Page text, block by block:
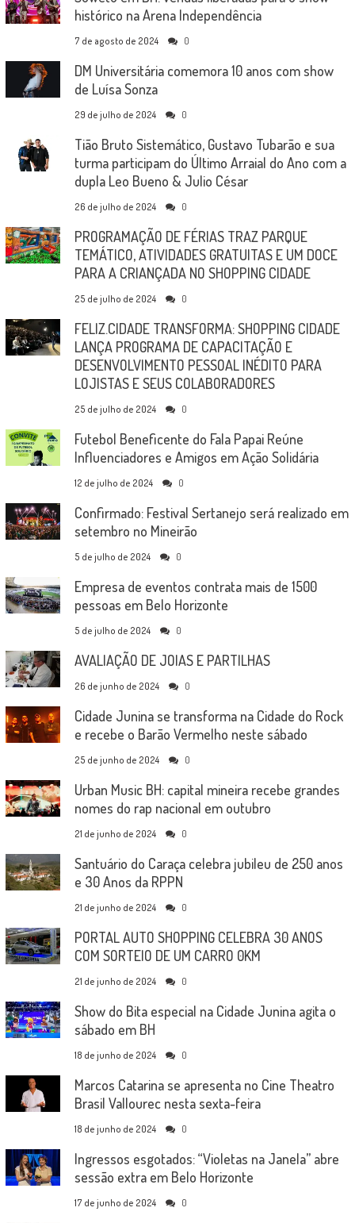
histórico na Arena Independência
7 de agosto de 2024 0
DM Universitária comemora 10 anos com show
de Luísa Sonza
29 de julho de 2024 0
Tião Bruto Sistemático, Gustavo Tubarão e sua
turma participam do Último Arraial do Ano com a
dupla Leo Bueno & Julio César
26 de julho de 2024 0
PROGRAMAÇÃO DE FÉRIAS TRAZ PARQUE
TEMÁTICO, ATIVIDADES GRATUITAS E UM DOCE
PARA A CRIANÇADA NO SHOPPING CIDADE
25 de julho de 2024 0
FELIZ.CIDADE TRANSFORMA: SHOPPING CIDADE
LANÇA PROGRAMA DE CAPACITAÇÃO E
DESENVOLVIMENTO PESSOAL INÉDITO PARA
LOJISTAS E SEUS COLABORADORES
25 de julho de 2024 0
Futebol Beneficente do Fala Papai Reúne
Influenciadores e Amigos em Ação Solidária
12 de julho de 2024 0
Confirmado: Festival Sertanejo será realizado em
setembro no Mineirão
5 de julho de 2024 0
Empresa de eventos contrata mais de 1500
pessoas em Belo Horizonte
5 de julho de 2024 0
AVALIAÇÃO DE JOIAS E PARTILHAS
26 de junho de 2024 0
Cidade Junina se transforma na Cidade do Rock
e recebe o Barão Vermelho neste sábado
25 de junho de 2024 0
Urban Music BH: capital mineira recebe grandes
nomes do rap nacional em outubro
21 de junho de 2024 0
Santuário do Caraça celebra jubileu de 250 anos
e 30 Anos da RPPN
21 de junho de 2024 0
PORTAL AUTO SHOPPING CELEBRA 30 ANOS
COM SORTEIO DE UM CARRO 0KM
21 de junho de 2024 0
Show do Bita especial na Cidade Junina agita o
sábado em BH
18 de junho de 2024 0
Marcos Catarina se apresenta no Cine Theatro
Brasil Vallourec nesta sexta-feira
18 de junho de 2024 0
Ingressos esgotados: “Violetas na Janela” abre
sessão extra em Belo Horizonte
17 de junho de 2024 0